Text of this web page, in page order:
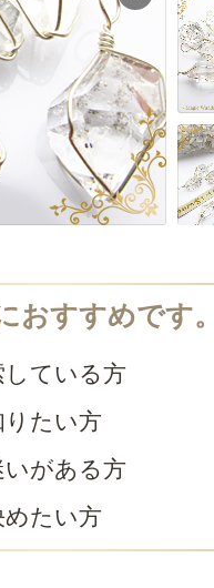
している方
りたい方
いがある方
めたい方